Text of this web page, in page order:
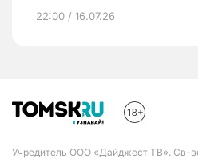
22:00 / 16.07.26
Учредитель ООО «Дайджест ТВ».